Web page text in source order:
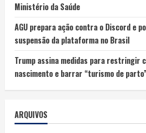
Ministério da Saúde
AGU prepara ação contra o Discord e
suspensão da plataforma no Brasil
Trump assina medidas para restringir
nascimento e barrar “turismo de parto”
ARQUIVOS